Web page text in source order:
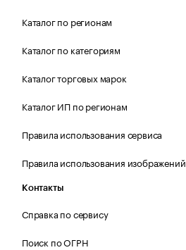
Каталог по регионам
Каталог по категориям
Каталог торговых марок
Каталог ИП по регионам
Правила использования сервиса
Правила использования изображений
Контакты
Справка по сервису
Поиск по ОГРН